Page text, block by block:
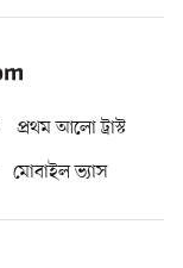
প্রথম আলো ট্রাস্ট
মোবাইল ভ্যাস